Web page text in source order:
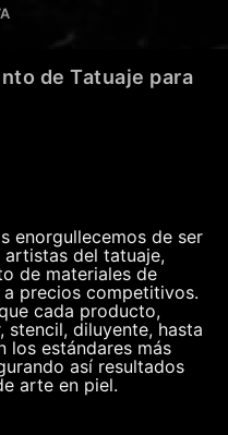
de Tatuaje para
enorgullecemos de ser
artistas del tatuaje,
de materiales de
precios competitivos.
cada producto,
stencil, diluyente, hasta
los estándares más
así resultados
arte en piel.